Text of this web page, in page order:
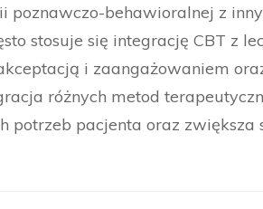
poznawczo-behawioralnej z
stosuje się integrację CBT z
i zaangażowaniem
różnych metod
pacjenta oraz zwiększa